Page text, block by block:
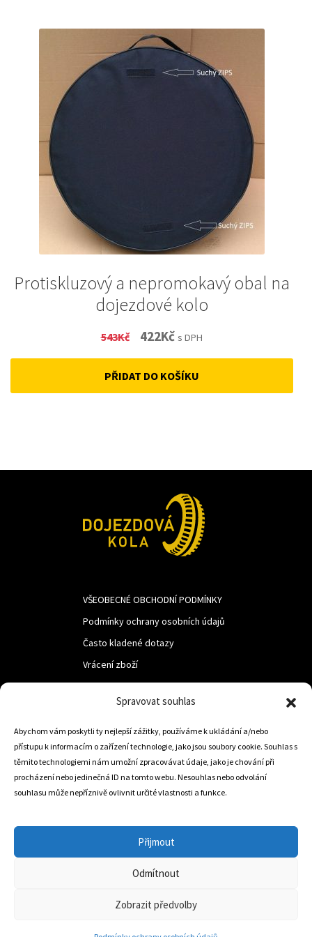
Spravovat souhlas
Abychom vám poskytli ty nejlepší zážitky, používáme k ukládání a/nebo
přístupu k informacím o zařízení technologie, jako jsou soubory cookie. Souhlas s
těmito technologiemi nám umožní zpracovávat údaje, jako je chování při
procházení nebo jedinečná ID na tomto webu. Nesouhlas nebo odvolání
souhlasu může nepříznivě ovlivnit určité vlastnosti a funkce.
Přijmout
Odmítnout
Zobrazit předvolby
Protiskluzový a nepromokavý obal na
dojezdové kolo
543Kč
Original
price
was:
422KčCurrent
price
is:
s DPH
PŘIDAT DO KOŠÍKU
VŠEOBECNÉ OBCHODNÍ PODMÍNKY
Podmínky ochrany osobních údajů
Často kladené dotazy
Vrácení zboží
LUF s.r.o.
Nám. M.R.Štefanika 518,
Trstená 02801
info@dojezdovakola.com